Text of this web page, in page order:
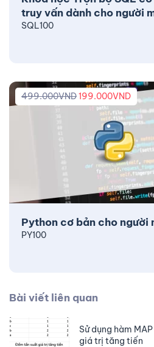
truy vấn dành cho người
SQL100
Python cơ bản cho người
499.000VND199.000VND
PY100
Bài viết liên quan
Sử dụng hàm
giá trị tăng tiến